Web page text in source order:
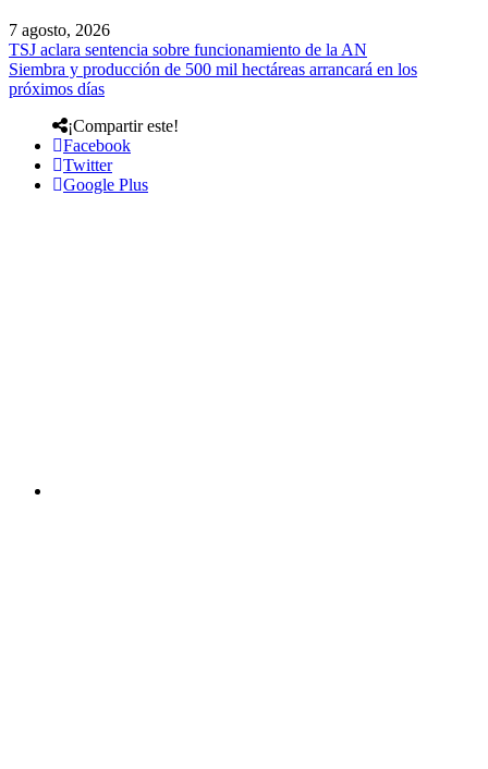
7 agosto, 2026
TSJ aclara sentencia sobre funcionamiento de la AN
Siembra y producción de 500 mil hectáreas arrancará en los
próximos días
¡Compartir este!
Facebook
Twitter
Google Plus